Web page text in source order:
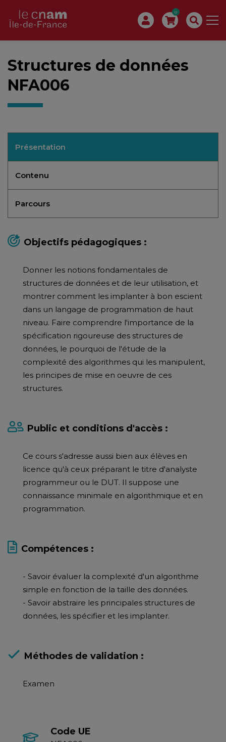
0
Structures de données
NFA006
Présentation
Contenu
Parcours
Objectifs pédagogiques :
Donner les notions fondamentales de
structures de données et de leur utilisation, et
montrer comment les implanter à bon escient
dans un langage de programmation de haut
niveau. Faire comprendre l'importance de la
spécification rigoureuse des structures de
données, le pourquoi de l'étude de la
complexité des algorithmes qui les manipulent,
les principes de mise en oeuvre de ces
structures.
Public et conditions d'accès :
Ce cours s'adresse aussi bien aux élèves en
licence qu'à ceux préparant le titre d'analyste
programmeur ou le DUT. Il suppose une
connaissance minimale en algorithmique et en
programmation.
Compétences :
- Savoir évaluer la complexité d'un algorithme
simple en fonction de la taille des données.
- Savoir abstraire les principales structures de
données, les spécifier et les implanter.
Méthodes de validation :
Examen
Code UE